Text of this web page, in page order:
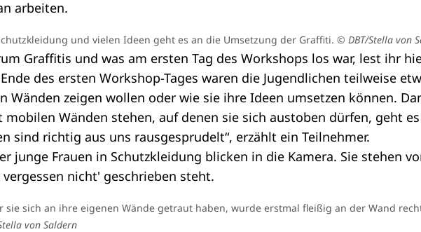
und vielen Ideen geht es an die Umsetzung der Graffiti. © DBT/Stella von
Graffitis und was am ersten Tag des Workshops los war, lest ihr
des ersten Workshop-Tages waren die Jugendlichen teilweise
Wänden zeigen wollen oder wie sie ihre Ideen umsetzen können.
mobilen Wänden stehen, auf denen sie sich austoben dürfen, geht
sind richtig aus uns rausgesprudelt“, erzählt ein Teilnehmer.
sie sich an ihre eigenen Wände getraut haben, wurde erstmal fleißig an der Wand
von Saldern